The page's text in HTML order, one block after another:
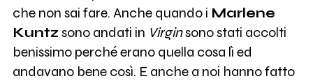
che non sai fare. Anche quando i Marlene
Kuntz sono andati in Virginsono stati accolti
benissimo perché erano quella cosa lì ed
andavano bene così. E anche a noi hanno fatto